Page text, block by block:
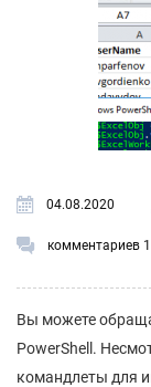
04.08.2020
комментариев
Вы можете
PowerShell.
командлеты для